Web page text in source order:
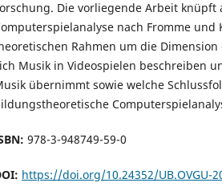
Die vorliegende Arbeit
nach Fromme
Rahmen um die
Musik in Videospielen beschreiben
übernimmt sowie welche
978-3-948749-59-0
https://doi.org/10.24352/UB.OVGU-